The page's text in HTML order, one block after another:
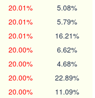
20.01% 5.08%
20.01% 5.79%
20.01% 16.21%
20.00% 6.62%
20.00% 4.68%
20.00% 22.89%
20.00% 11.09%